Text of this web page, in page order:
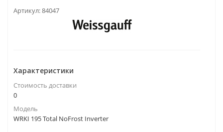
Артикул:84047
Характеристики
Стоимость доставки
0
Модель
WRKI 195 Total NoFrost Inverter